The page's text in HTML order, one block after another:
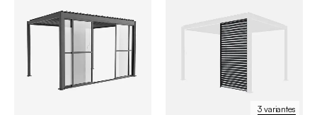
3 variantes